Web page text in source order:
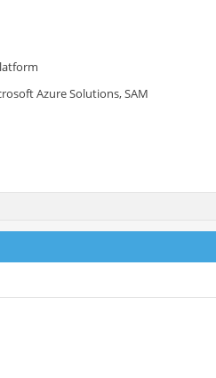
Azure Solutions, SAM